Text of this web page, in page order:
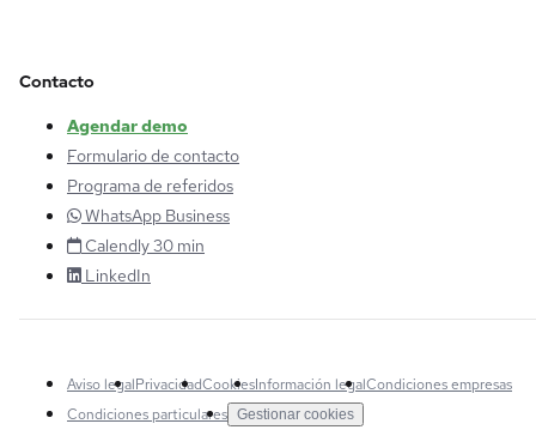
Contacto
Agendar demo
Formulario de contacto
Programa de referidos
WhatsApp Business
Calendly 30 min
LinkedIn
Aviso legalPrivacidadCookiesInformación legalCondiciones empresas
Condiciones particulares Gestionar cookies